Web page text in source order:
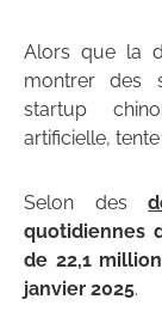
Alors que la
montrer des
startup
artificielle,
Selon des
quotidiennes
de 22,1
janvier 2025.